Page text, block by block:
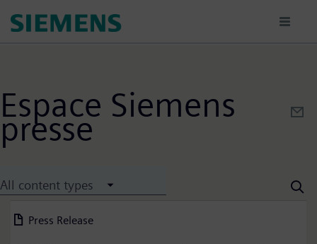
Espace Siemens
presse
All content types
Press Release